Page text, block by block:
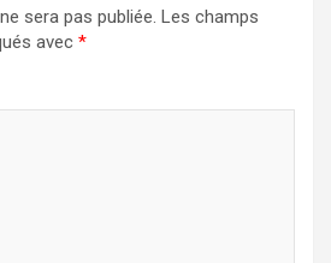
sera pas publiée. Les champs
avec *